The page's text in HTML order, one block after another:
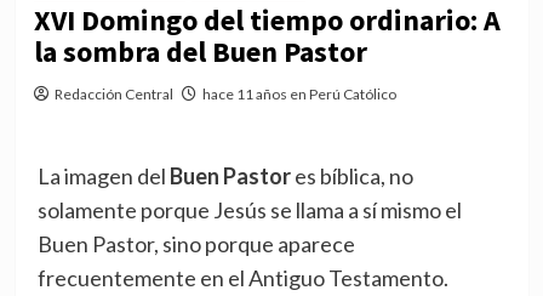
XVI Domingo del tiempo ordinario: A
la sombra del Buen Pastor
Redacción Central hace 11 años en Perú Católico
La imagen del Buen Pastores bíblica, no
solamente porque Jesús se llama a sí mismo el
Buen Pastor, sino porque aparece
frecuentemente en el Antiguo Testamento.